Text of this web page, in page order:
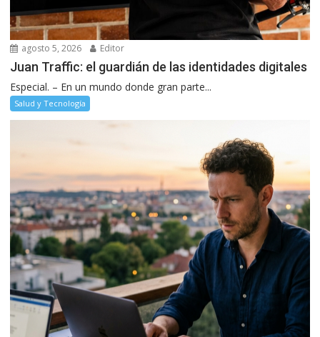
agosto 5, 2026 Editor
Juan Traffic: el guardián de las identidades digitales
Especial. – En un mundo donde gran parte...
Salud y Tecnología